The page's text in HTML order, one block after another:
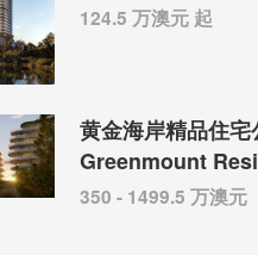
124.5 万澳元 起
黄金海岸精品住宅
Greenmount
350 - 1499.5 万澳元